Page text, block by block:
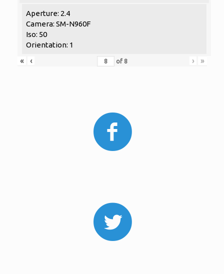
Aperture: 2.4
Camera: SM-N960F
Iso: 50
Orientation: 1
«
‹ of 8 › »